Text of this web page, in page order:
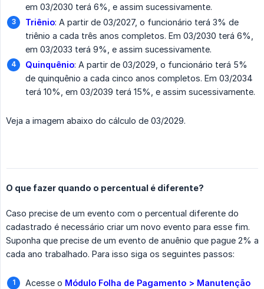
em 03/2030 terá 6%, e assim sucessivamente.
Triênio: A partir de 03/2027, o funcionário terá 3% de
triênio a cada três anos completos. Em 03/2030 terá 6%,
em 03/2033 terá 9%, e assim sucessivamente.
Quinquênio: A partir de 03/2029, o funcionário terá 5%
de quinquênio a cada cinco anos completos. Em 03/2034
terá 10%, em 03/2039 terá 15%, e assim sucessivamente.
Veja a imagem abaixo do cálculo de 03/2029.
O que fazer quando o percentual é diferente?
Caso precise de um evento com o percentual diferente do
cadastrado é necessário criar um novo evento para esse fim.
Suponha que precise de um evento de anuênio que pague 2% a
cada ano trabalhado. Para isso siga os seguintes passos:
Acesse o Módulo Folha de Pagamento > Manutenção